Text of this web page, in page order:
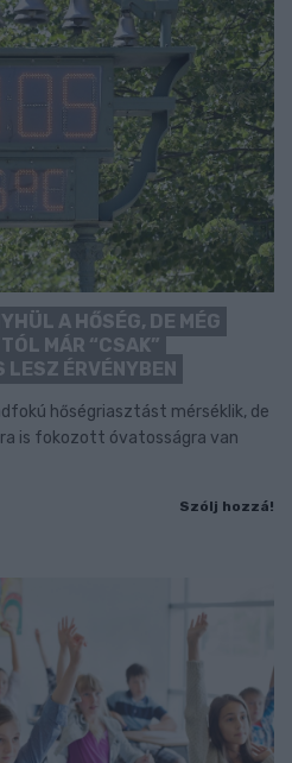
A HŐSÉG, DE MÉG
MÁR “CSAK”
LESZ ÉRVÉNYBEN
hőségriasztást mérséklik, de
is fokozott óvatosságra van
Szólj hozzá!